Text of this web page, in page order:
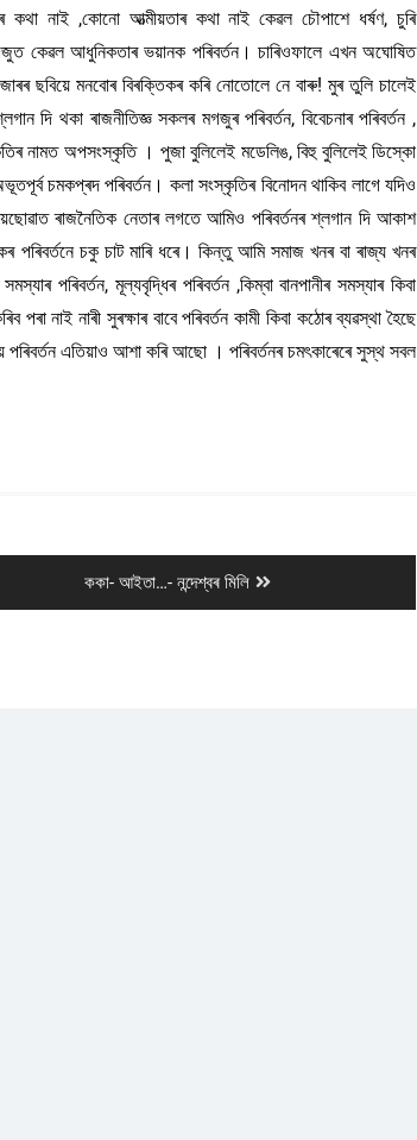
কথা নাই ,কোনো আত্মীয়তাৰ কথা নাই কেৱল চৌপাশে ধৰ্ষণ, চুৰি
কেৱল আধুনিকতাৰ ভয়ানক পৰিবৰ্তন। চাৰিওফালে এখন অঘোষিত
ছবিয়ে মনবোৰ বিৰক্তিকৰ কৰি নোতোলে নে বাৰু! মুৰ তুলি চালেই
দি থকা ৰাজনীতিজ্ঞ সকলৰ মগজুৰ পৰিবৰ্তন, বিবেচনাৰ পৰিবৰ্তন ,
নামত অপসংস্কৃতি । পুজা বুলিলেই মডেলিঙ, বিহু বুলিলেই ডিস্কো
চমকপ্ৰদ পৰিবৰ্তন। কলা সংস্কৃতিৰ বিনোদন থাকিব লাগে যদিও
ৰাজনৈতিক নেতাৰ লগতে আমিও পৰিবৰ্তনৰ শ্লগান দি আকাশ
চকু চাট মাৰি ধৰে। কিন্তু আমি সমাজ খনৰ বা ৰাজ্য খনৰ
পৰিবৰ্তন, মূল্যবৃদ্ধিৰ পৰিবৰ্তন ,কিম্বা বানপানীৰ সমস্যাৰ কিবা
নাই নাৰী সুৰক্ষাৰ বাবে পৰিবৰ্তন কামী কিবা কঠোৰ ব্যৱস্থা হৈছে
এতিয়াও আশা কৰি আছো । পৰিবৰ্তনৰ চমৎকাৰেৰে সুস্থ সবল
Next
post:
ককা- আইতা…- নন্দেশ্বৰ মিলি